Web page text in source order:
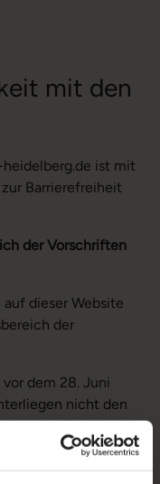
mit den
ist mit
Barrierefreiheit
der Vorschriften
dieser Website
der
dem 28. Juni
nicht den
sind für diese